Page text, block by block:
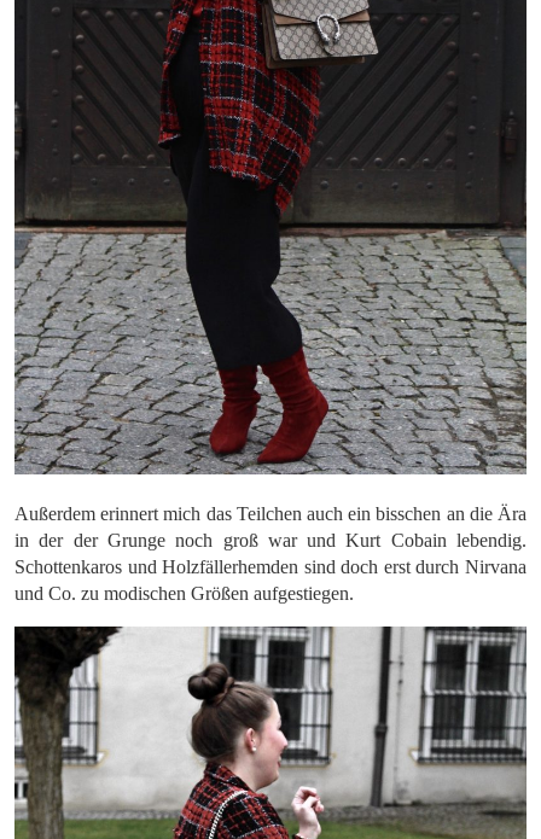
Außerdem erinnert mich das Teilchen auch ein bisschen an die Ära
in der der Grunge noch groß war und Kurt Cobain lebendig.
Schottenkaros und Holzfällerhemden sind doch erst durch Nirvana
und Co. zu modischen Größen aufgestiegen.